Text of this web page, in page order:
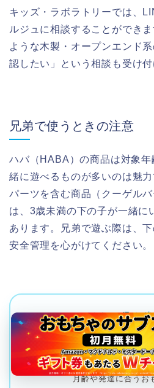
キッズ・ラボラトリーでは、
ルジュに相談することができ
ような木製・オープンエンド
認したい」という相談も受け付
兄弟で使うときの注意
ハバ（HABA）の商品は対象
緒に遊べるものが多いのは魅
パーツを含む商品（クーゲルバ
は、3歳未満の下の子が一緒に
あります。兄弟で遊ぶ際は、
安全管理を心がけてください。
＼ おもちゃ選びで迷
おもちゃ選び
LINEで無料相
月齢や発達に合うお